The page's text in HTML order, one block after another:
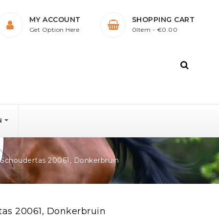
SHOPPING CART
0Item - €0.00
MY ACCOUNT
Get Option Here
20061, Donkerbruin
20061, Donkerbruin